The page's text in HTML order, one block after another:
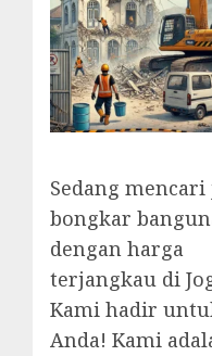
Sedang mencari
bongkar
dengan harga
terjangkau di
Kami hadir
Anda! Kami